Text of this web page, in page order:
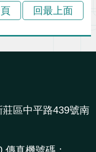
回最上面
區中平路439號南